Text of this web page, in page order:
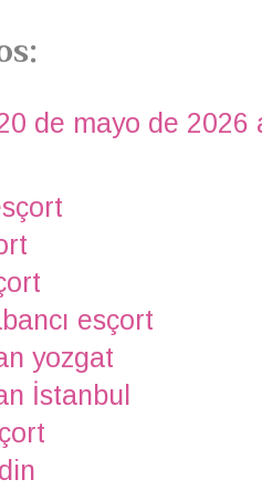
de mayo de 2026
esçort
yozgat
İstanbul